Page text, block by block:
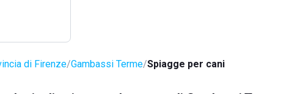
di Firenze Gambassi Terme Spiagge per cani